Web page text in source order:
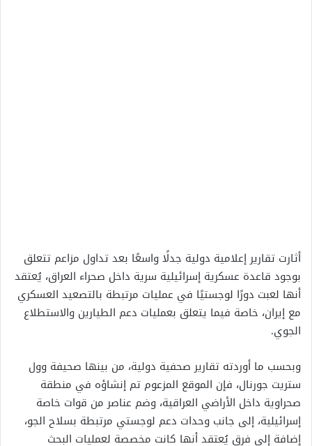
أثارت تقارير إعلامية دولية جدلًا واسعًا بعد تداول مزاعم تتعلق
بوجود قاعدة عسكرية إسرائيلية سرية داخل صحراء العراق، يُعتقد
أنها لعبت دورًا لوجستيًا في عمليات مرتبطة بالتصعيد العسكري
مع إيران، خاصة فيما يتعلق بعمليات دعم الطيارين والاستطلاع
الجوي.
وبحسب ما أوردته تقارير صحفية دولية، من بينها صحيفة وول
ستريت جورنال، فإن الموقع المزعوم تم إنشاؤه في منطقة
صحراوية داخل الأراضي العراقية، وضم عناصر من قوات خاصة
إسرائيلية، إلى جانب وحدات دعم لوجستي مرتبطة بسلاح الجو،
إضافة إلى فرق يُعتقد أنها كانت مخصصة لعمليات البحث